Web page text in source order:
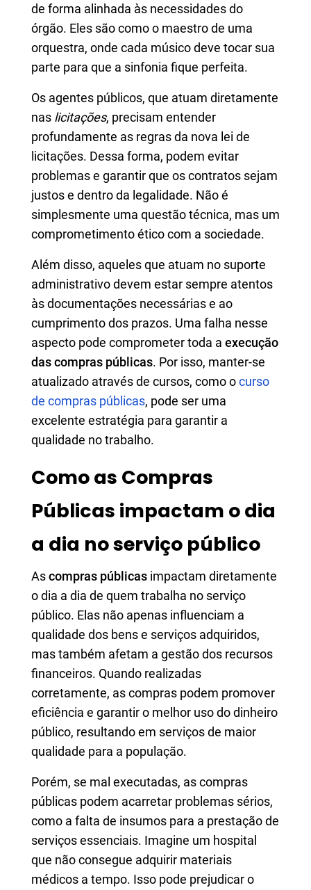
de forma alinhada às necessidades do
órgão. Eles são como o maestro de uma
orquestra, onde cada músico deve tocar sua
parte para que a sinfonia fique perfeita.
Os agentes públicos, que atuam diretamente
nas licitações, precisam entender
profundamente as regras da nova lei de
licitações. Dessa forma, podem evitar
problemas e garantir que os contratos sejam
justos e dentro da legalidade. Não é
simplesmente uma questão técnica, mas um
comprometimento ético com a sociedade.
Além disso, aqueles que atuam no suporte
administrativo devem estar sempre atentos
às documentações necessárias e ao
cumprimento dos prazos. Uma falha nesse
aspecto pode comprometer toda a execução
das compras públicas. Por isso, manter-se
atualizado através de cursos, como ocurso
de compras públicas, pode ser uma
excelente estratégia para garantir a
qualidade no trabalho.
Como as Compras
Públicas impactam o dia
a dia no serviço público
Ascompras públicas impactam diretamente
o dia a dia de quem trabalha no serviço
público. Elas não apenas influenciam a
qualidade dos bens e serviços adquiridos,
mas também afetam a gestão dos recursos
financeiros. Quando realizadas
corretamente, as compras podem promover
eficiência e garantir o melhor uso do dinheiro
público, resultando em serviços de maior
qualidade para a população.
Porém, se mal executadas, as compras
públicas podem acarretar problemas sérios,
como a falta de insumos para a prestação de
serviços essenciais. Imagine um hospital
que não consegue adquirir materiais
médicos a tempo. Isso pode prejudicar o